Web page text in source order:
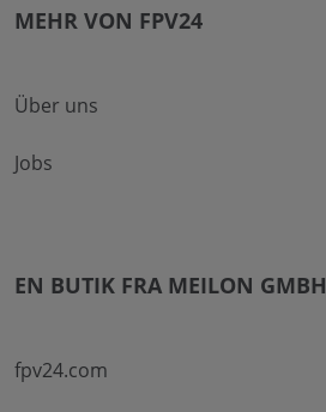
MEHR VON FPV24
Über uns
Jobs
EN BUTIK FRA MEILON GMBH
fpv24.com